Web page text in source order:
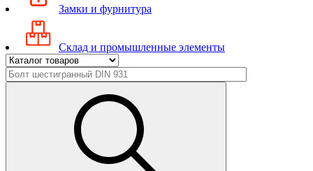
Замки и фурнитура
Склад и промышленные элементы